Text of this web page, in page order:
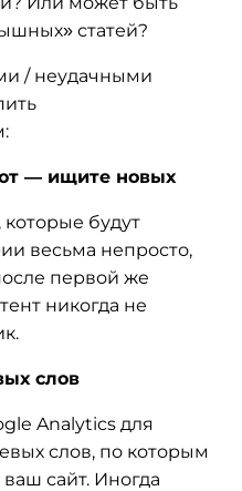
статей?
/ неудачными
— ищите новых
будут
весьма непросто,
первой же
никогда не
слов
Analytics для
слов, по которым
сайт. Иногда